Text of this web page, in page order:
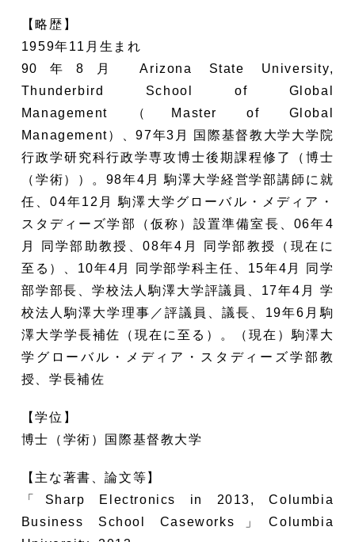
【略歴】
1959年11月生まれ
90年8月 Arizona State University,
Thunderbird School of Global
Management（Master of Global
Management）、97年3月 国際基督教大学大学院
行政学研究科行政学専攻博士後期課程修了（博士
（学術））。98年4月 駒澤大学経営学部講師に就
任、04年12月 駒澤大学グローバル・メディア・
スタディーズ学部（仮称）設置準備室長、06年4
月 同学部助教授、08年4月 同学部教授（現在に
至る）、10年4月 同学部学科主任、15年4月 同学
部学部長、学校法人駒澤大学評議員、17年4月 学
校法人駒澤大学理事／評議員、議長、19年6月駒
澤大学学長補佐（現在に至る）。（現在）駒澤大
学グローバル・メディア・スタディーズ学部教
授、学長補佐
【学位】
博士（学術）国際基督教大学
【主な著書、論文等】
「Sharp Electronics in 2013, Columbia
Business School Caseworks」Columbia